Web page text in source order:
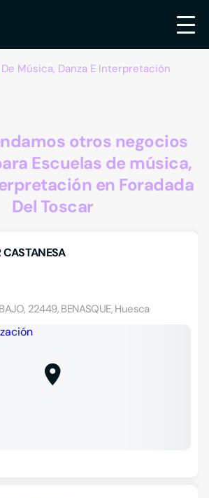
Música, Danza E Interpretación
otros negocios
Escuelas de música,
en Foradada
Del Toscar
CASTANESA
22449, BENASQUE, Huesca